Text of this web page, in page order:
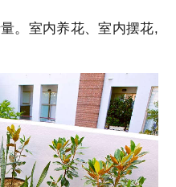
。室内养花、室内摆花,